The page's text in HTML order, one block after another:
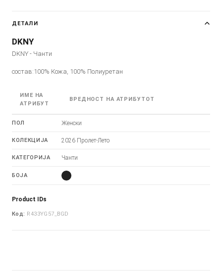
ДЕТАЛИ
DKNY
DKNY - Чанти
состав:100% Кожа, 100% Полиуретан
ИМЕ НА
АТРИБУТ
ВРЕДНОСТ НА АТРИБУТОТ
ПОЛ Женски
КОЛЕКЦИЈА 2026 Пролет-Лето
КАТЕГОРИЈА Чанти
БОЈА
Product IDs
Код: R433YG57_BGD